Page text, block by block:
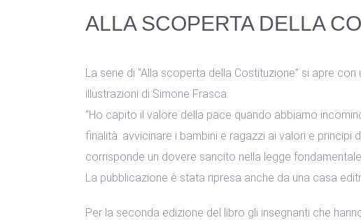
ALLA SCOPERTA DELLA
La serie di “Alla scoperta della Costituzione” si apre
illustrazioni di Simone Frasca.
“Ho capito il valore della pace quando abbiamo
finalità: avvicinare i bambini e ragazzi ai valori e
corrisponde un dovere sancito nella legge
La pubblicazione è stata ripresa anche da una casa
Per la seconda edizione del libro gli insegnanti che